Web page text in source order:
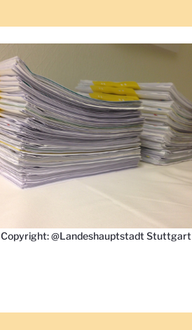
Copyright: @Landeshauptstadt Stuttgart